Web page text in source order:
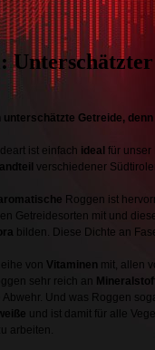
unterschätzte Getreide,
ist einfach ideal für unser
verschiedener
Roggen ist
Getreidesorten mit und
bilden. Diese Dichte an
von Vitaminen mit, allen
sehr reich an
Abwehr. Und was Roggen
und ist damit für alle
arbeiten.